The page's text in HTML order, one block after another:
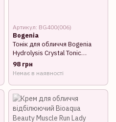
Артикул: BG400(006)
Bogenia
Тонік для обличчя Bogenia
Hydrolysis Crystal Tonic
зволожуючий 75 мл
98 грн
Немає в наявності